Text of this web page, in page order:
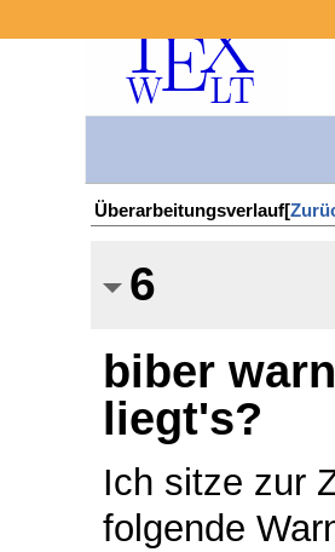
Überarbeitungsverlauf[
6
biber
liegt's?
Ich sitze zur
folgende